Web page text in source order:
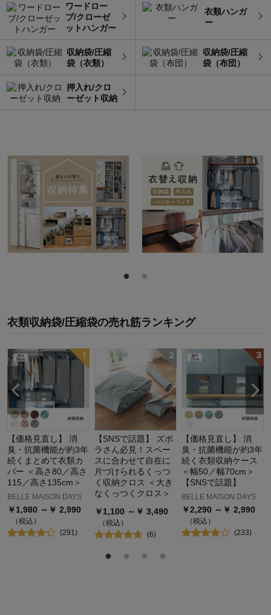
ワードロー
ブ/クローゼ
ットハンガー
衣類ハンガ
ー
収納袋/圧縮
袋（衣類）
収納袋/圧縮
袋（布団）
押入れ/クロ
ーゼット収納
衣類収納袋/圧縮袋の売れ筋ランキング
【価格見直し】 消
臭・抗菌機能が約3年
続くまとめて衣類カ
バー ＜高さ80／高さ
115／高さ135cm＞
BELLE MAISON DAYS
￥1,980 ～￥ 2,990
（税込）
(291)
【SNSで話題】 ズボ
ラさん必見！スペー
スに合わせて自在に
片づけられるくっつ
く収納クロス ＜大き
なくっつくクロス＞
￥1,100 ～￥ 3,490
（税込）
(6)
【価格見直し】 消
臭・抗菌機能が約3年
続く衣類収納ケース
＜幅50／幅70cm＞
【SNSで話題】
BELLE MAISON DAYS
￥2,290 ～￥ 2,990
（税込）
(233)